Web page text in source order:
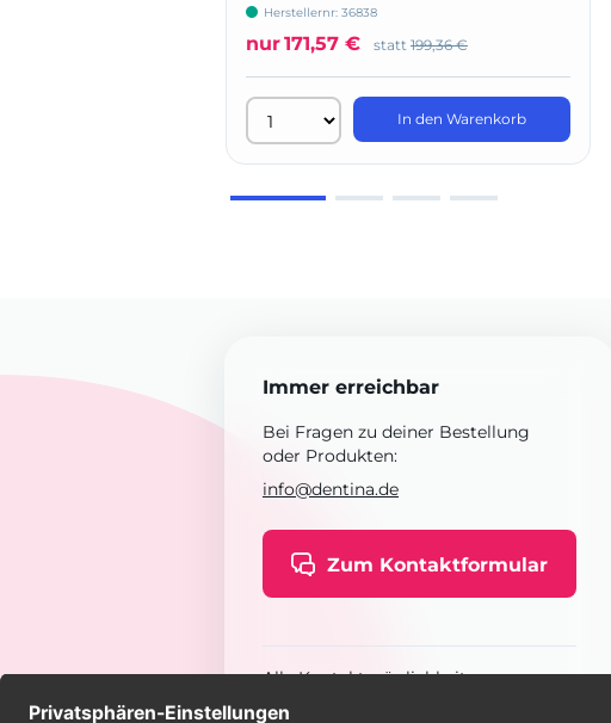
PENTAMIX 3
Herstellernr: 36838
nur171,57 € statt 199,36 €
In den Warenkorb
Immer erreichbar
Bei Fragen zu deiner Bestellung
oder Produkten:
info@dentina.de
Zum Kontaktformular
Alle Kontaktmöglichkeiten